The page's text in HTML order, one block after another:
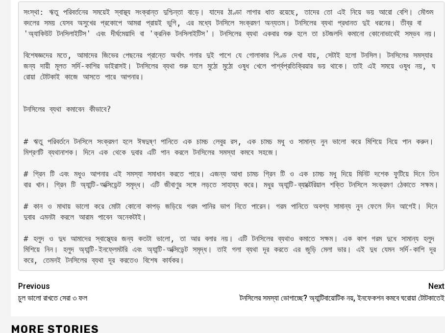
সংস্থা: ঋতু পরিবর্তনের সময়েই স্বাস্থ্য সংক্রান্ত দুশ্চিন্তা বাড়ে। যাদের ঠাণ্ডা লাগার ধাত রয়েছে, তাদের তো এই নিয়ে ভয় আরো বেশি। মৌশুম
বদলের সময় যেসব অসুখের প্রকোপে আমরা প্রায়ই ভুগি, এর মধ্যে টনসিলে সংক্রমণ অন্যতম। টনসিলের ব্যথা প্রধানত দুই ধরনের। তীব্র বা
'অ্যাকিউট টনসিলাইটিস' এবং দীর্ঘমেয়াদি বা 'ক্রনিক টনসিলাইটিস'। টনসিলের ব্যথা একবার শুরু হলে তা চটজলদি কমানো কোনোভাবেই সম্ভব নয়।
বিশেষজ্ঞদের মতে, আমাদের জিভের পেছনের প্রান্তে অর্থাৎ গলার দুই পাশে যে গোলাকার পিণ্ড দেখা যায়, সেটাই হলো টনসিল। টনসিলের সমস্যার
জন্য দায়ী মূলত সর্দি-কাশির ভাইরাসই। টনসিলের ব্যথা শুরু হলে মুঠো মুঠো ওষুধ খেলে পার্শ্বপ্রতিক্রিয়ার ভয় থাকে। তাই এই সময়ে ওষুধ নয়, ঘ
রোয়া টোটকাই কাজে আসতে পারে আপনার।
টনসিলের ব্যথা কমাবেন কীভাবে?
# ঋতু পরিবর্তনে টনসিলে সংক্রমণ হলে ঈষদুষ্ণ পানিতে এক চামচ লেবুর রস, এক চামচ মধু ও সামান্য নুন ভালো করে মিশিয়ে নিয়ে পান করুন।
মিশ্রণটি ব্যথানাশক। দিনে এক থেকে দুবার এটি পান করলে টনসিলের সমস্যা কমবে সহজে।
# গ্রিন টি এবং মধুও আপনার এই সমস্যা সমাধান করতে পারে। এজন্য আধা চামচ গ্রিন টি ও এক চামচ মধু দিয়ে মিনিট দশেক ফুটিয়ে দিনে তিন
বার খান। গ্রিন টি অ্যান্টি-অক্সিডেন্ট সমৃদ্ধ। এটি জীবাণুর সঙ্গে লড়তে সাহায্য করে। মধুর অ্যান্টি-ব্যাক্টেরিয়াল শক্তি টনসিলে সংক্রমণ ঠেকাতে সক্ষম।
# কান ও মাথায় ভালো করে মোটা কোনো কাপড় জড়িয়ে গরম পানির ভাপ নিতে পারেন। গরম পানিতে অবশ্য সামান্য নুন ফেলে দিন আগেই। দিনে
দুবার এমনটা করলে আরাম পাবেন অনেকটাই।
# হলুদ ও দুধ আমাদের স্বাস্থ্যের জন্য কতটা ভালো, তা আর বলার নয়। এটি টনসিলের ব্যথাও কমাতে সক্ষম। এক কাপ গরম দুধে সামান্য হলুদ
মিশিয়ে নিন। হলুদ অ্যান্টি-ইনফ্লেমটরি এবং অ্যান্টি-অক্সিডেন্ট সমৃদ্ধ। তাই গলা ব্যথা দূর করতে এর জুড়ি মেলা ভার। এই দুধ যেমন সর্দি-কাশি দূর
করে, তেমনই টনসিলের ব্যথা দূর করতেও বিশেষ কার্যকর।
Previous
চুল ভালো রাখতে সেরা ৩ ফল
Next
টনসিলের সমস্যা ভোগাচ্ছে? অ্যান্টিবায়োটিক নয়, ইনফেকশন কমবে ঘরোয়া টোটকাতেই
MORE STORIES